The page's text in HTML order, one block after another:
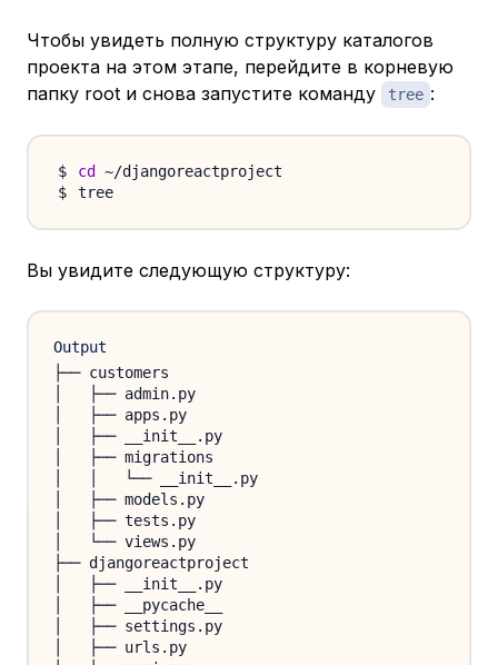
Чтобы увидеть полную структуру каталогов
проекта на этом этапе, перейдите в корневую
папку root и снова запустите команду
tree :
cd
Вы увидите следующую структуру:
Output
├── customers
│   ├── admin.py
│   ├── apps.py
│   ├── __init__.py
│   ├── migrations
│   │   └── __init__.py
│   ├── models.py
│   ├── tests.py
│   └── views.py
├── djangoreactproject
│   ├── __init__.py
│   ├── __pycache__
│   ├── settings.py
│   ├── urls.py